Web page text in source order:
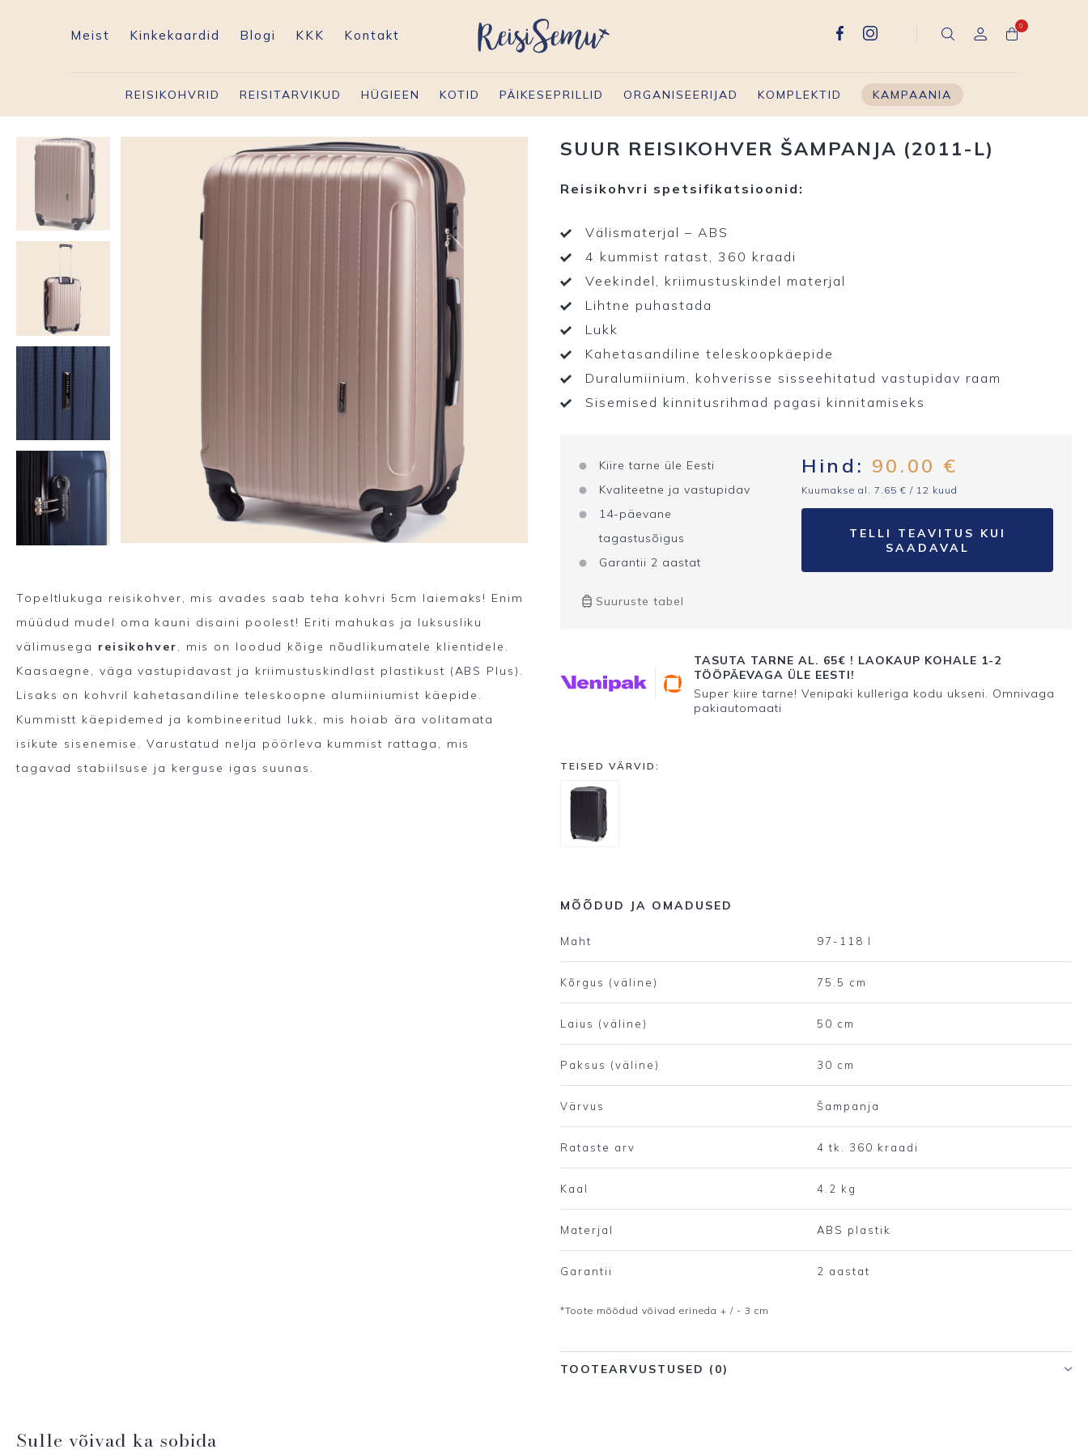
Meist Kinkekaardid Blogi KKK Kontakt
0
REISIKOHVRID REISITARVIKUD HÜGIEEN KOTID PÄIKESEPRILLID ORGANISEERIJAD KOMPLEKTID KAMPAANIA
Topeltlukuga reisikohver, mis avades saab teha kohvri 5cm laiemaks! Enim
müüdud mudel oma kauni disaini poolest! Eriti mahukas ja luksusliku
välimusega reisikohver
, mis on loodud kõige nõudlikumatele klientidele.
Kaasaegne, väga vastupidavast ja kriimustuskindlast plastikust (ABS Plus).
Lisaks on kohvril kahetasandiline teleskoopne alumiiniumist käepide.
Kummistt käepidemed ja kombineeritud lukk, mis hoiab ära volitamata
isikute sisenemise. Varustatud nelja pöörleva kummist rattaga, mis
tagavad stabiilsuse ja kerguse igas suunas.
SUUR REISIKOHVER ŠAMPANJA (2011-L)
Reisikohvri spetsifikatsioonid:
Välismaterjal – ABS
4 kummist ratast, 360 kraadi
Veekindel, kriimustuskindel materjal
Lihtne puhastada
Lukk
Kahetasandiline teleskoopkäepide
Duralumiinium, kohverisse sisseehitatud vastupidav raam
Sisemised kinnitusrihmad pagasi kinnitamiseks
Kiire tarne üle Eesti
Kvaliteetne ja vastupidav
14-päevane
tagastusõigus
Garantii 2 aastat
Suuruste tabel
Hind: 90.00 €
Kuumakse al.7.65€ / 12 kuud
TELLI TEAVITUS KUI
SAADAVAL
TASUTA TARNE AL. 65€ ! LAOKAUP KOHALE 1-2
TÖÖPÄEVAGA ÜLE EESTI!
Super kiire tarne! Venipaki kulleriga kodu ukseni. Omnivaga
pakiautomaati
TEISED VÄRVID:
MÕÕDUD JA OMADUSED
Maht 97-118 l
Kõrgus (väline) 75.5 cm
Laius (väline) 50 cm
Paksus (väline) 30 cm
Värvus Šampanja
Rataste arv 4 tk. 360 kraadi
Kaal 4.2 kg
Materjal ABS plastik
Garantii 2 aastat
*Toote mõõdud võivad erineda + / - 3 cm
TOOTEARVUSTUSED (0)
Sulle võivad ka sobida